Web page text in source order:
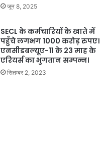
जून 8, 2025
SECL के कर्मचारियों के खाते में
पहुँचे लगभग 1000 करोड़ रुपए।
एनसीडबल्यूए-11 के 23 माह के
एरियर्स का भुगतान सम्पन्न।
सितम्बर 2, 2023